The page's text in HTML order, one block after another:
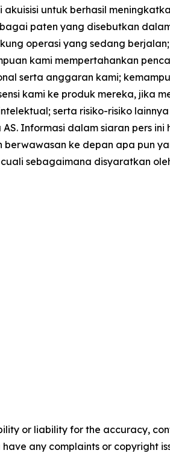
untuk berhasil
paten yang disebutkan
operasi yang sedang
kami mempertahankan
serta anggaran kami;
kami ke produk mereka, jika
serta risiko-risiko lainnya
Informasi dalam siaran pers ini
ke depan apa pun
sebagaimana disyaratkan
or liability for the accuracy,
any complaints or copyright